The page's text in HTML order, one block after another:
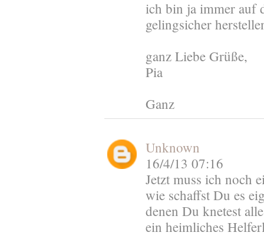
ich bin ja immer auf
gelingsicher
ganz Liebe Grüße,
Pia
Ganz
Unknown
16/4/13 07:16
Jetzt muss ich noch
wie schaffst Du es
denen Du knetest
ein heimliches